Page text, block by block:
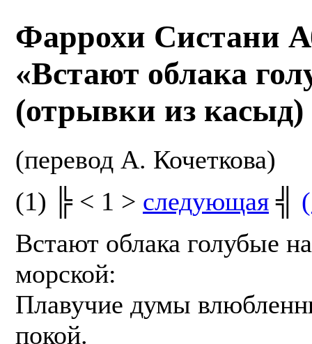
Фаррохи Систани
«Встают облака
(отрывки из касыд)
(перевод А. Кочеткова)
(1) ╠ < 1 > следующая ╣
Встают облака голубые
морской:
Плавучие думы
покой.